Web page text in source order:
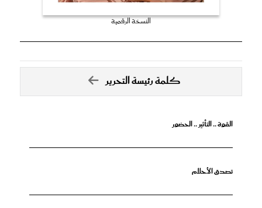
النسخة الرقمية
كلمة رئيسة التحرير
القوة .. التأثير .. الحضور
تصدق الأحلام